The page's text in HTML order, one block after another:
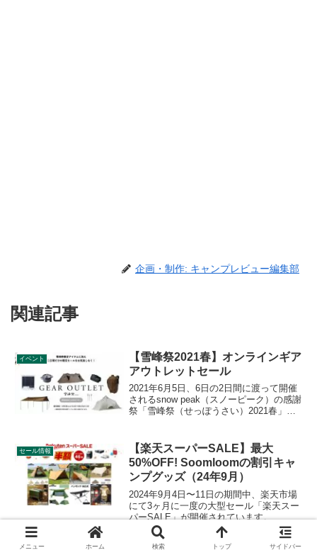
企画・制作: キャンプレビュー編集部
関連記事
イベント
【雪峰祭2021春】オンラインギア
アウトレットセール
2021年6月5日、6日の2日間に渡って開催
されるsnow peak（スノーピーク）の感謝
祭「雪峰祭（せっぽうさい）2021春」。
セールの詳細をレビューします。
セール情報
【楽天スーパーSALE】最大
50%OFF! Soomloomの割引キャ
ンプグッズ（24年9月）
2024年9月4日〜11日の期間中、楽天市場
にて3ヶ月に一度の大型セール「楽天スー
パーSALE」が開催されています。
Soomloom（スームルーム）の割引対象と
なっている製品、販売価格などを一覧化
します。詳細をレビューします。
メニュー ホーム 検索 トップ サイドバー